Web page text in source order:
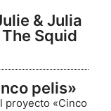
& Julia
The Squid
pelis»
proyecto «Cinco